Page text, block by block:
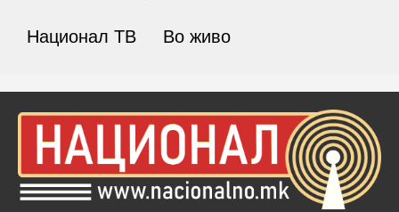
Национал ТВ Во живо